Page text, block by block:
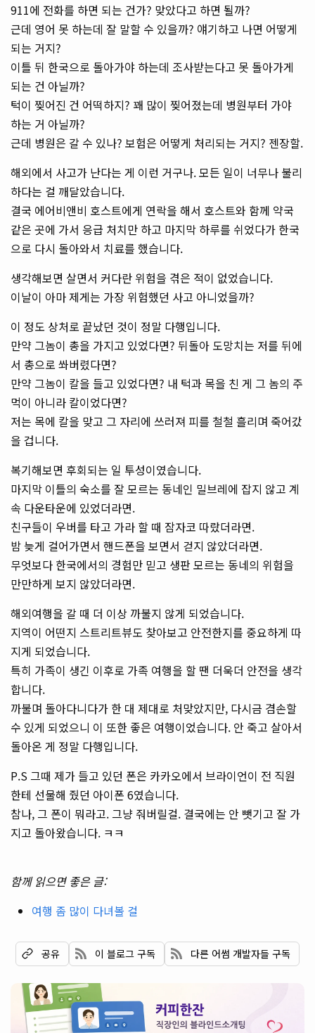
911에 전화를 하면 되는 건가? 맞았다고 하면 될까?
근데 영어 못 하는데 잘 말할 수 있을까? 얘기하고 나면 어떻게
되는 거지?
이틀 뒤 한국으로 돌아가야 하는데 조사받는다고 못 돌아가게
되는 건 아닐까?
턱이 찢어진 건 어떡하지? 꽤 많이 찢어졌는데 병원부터 가야
하는 거 아닐까?
근데 병원은 갈 수 있나? 보험은 어떻게 처리되는 거지? 젠장할.
해외에서 사고가 난다는 게 이런 거구나. 모든 일이 너무나 불리
하다는 걸 깨달았습니다.
결국 에어비앤비 호스트에게 연락을 해서 호스트와 함께 약국
같은 곳에 가서 응급 처치만 하고 마지막 하루를 쉬었다가 한국
으로 다시 돌아와서 치료를 했습니다.
생각해보면 살면서 커다란 위험을 겪은 적이 없었습니다.
이날이 아마 제게는 가장 위험했던 사고 아니었을까?
이 정도 상처로 끝났던 것이 정말 다행입니다.
만약 그놈이 총을 가지고 있었다면? 뒤돌아 도망치는 저를 뒤에
서 총으로 쏴버렸다면?
만약 그놈이 칼을 들고 있었다면? 내 턱과 목을 친 게 그 놈의 주
먹이 아니라 칼이었다면?
저는 목에 칼을 맞고 그 자리에 쓰러져 피를 철철 흘리며 죽어갔
을 겁니다.
복기해보면 후회되는 일 투성이였습니다.
마지막 이틀의 숙소를 잘 모르는 동네인 밀브레에 잡지 않고 계
속 다운타운에 있었더라면.
친구들이 우버를 타고 가라 할 때 잠자코 따랐더라면.
밤 늦게 걸어가면서 핸드폰을 보면서 걷지 않았더라면.
무엇보다 한국에서의 경험만 믿고 생판 모르는 동네의 위험을
만만하게 보지 않았더라면.
해외여행을 갈 때 더 이상 까불지 않게 되었습니다.
지역이 어떤지 스트리트뷰도 찾아보고 안전한지를 중요하게 따
지게 되었습니다.
특히 가족이 생긴 이후로 가족 여행을 할 땐 더욱더 안전을 생각
합니다.
까불며 돌아다니다가 한 대 제대로 처맞았지만, 다시금 겸손할
수 있게 되었으니 이 또한 좋은 여행이었습니다. 안 죽고 살아서
돌아온 게 정말 다행입니다.
P.S 그때 제가 들고 있던 폰은 카카오에서 브라이언이 전 직원
한테 선물해 줬던 아이폰 6였습니다.
참나, 그 폰이 뭐라고. 그냥 줘버릴걸. 결국에는 안 뺏기고 잘 가
지고 돌아왔습니다. ㅋㅋ
함께 읽으면 좋은 글:
여행 좀 많이 다녀볼 걸
공유 이 블로그 구독 다른 어썸 개발자들 구독